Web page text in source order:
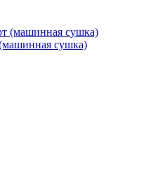
сушка)